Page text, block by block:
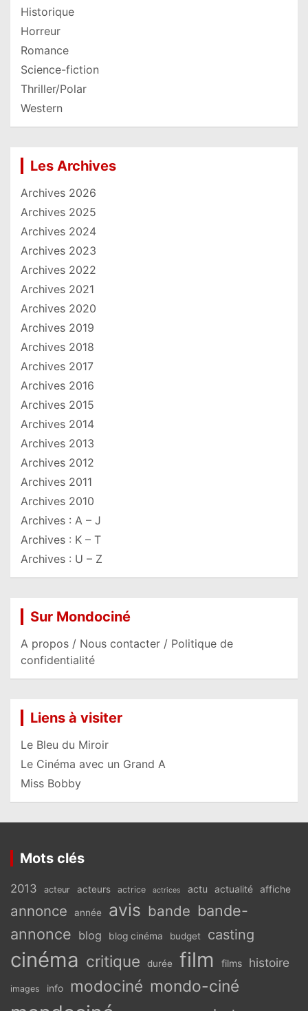
Historique
Horreur
Romance
Science-fiction
Thriller/Polar
Western
Les Archives
Archives 2026
Archives 2025
Archives 2024
Archives 2023
Archives 2022
Archives 2021
Archives 2020
Archives 2019
Archives 2018
Archives 2017
Archives 2016
Archives 2015
Archives 2014
Archives 2013
Archives 2012
Archives 2011
Archives 2010
Archives : A – J
Archives : K – T
Archives : U – Z
Sur Mondociné
A propos / Nous contacter / Politique de
confidentialité
Liens à visiter
Le Bleu du Miroir
Le Cinéma avec un Grand A
Miss Bobby
Mots clés
2013 acteur acteurs actrice actrices actu actualité affiche
annonce année avis bande bande-
annonce blog blog cinéma budget casting
cinéma critique durée film films histoire
images info modociné mondo-ciné